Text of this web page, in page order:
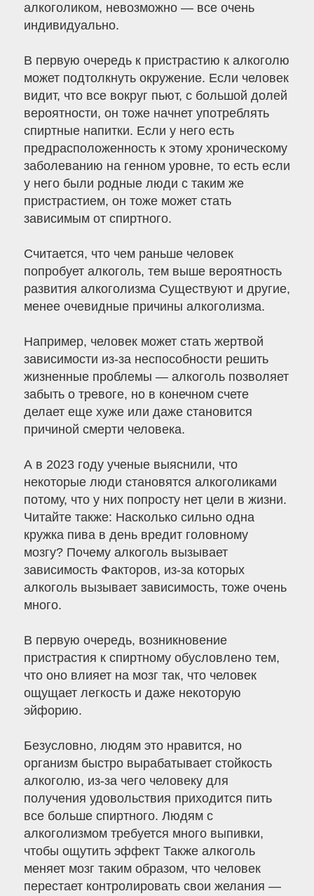
алкоголиком, невозможно — все очень
индивидуально.
В первую очередь к пристрастию к алкоголю
может подтолкнуть окружение. Если человек
видит, что все вокруг пьют, с большой долей
вероятности, он тоже начнет употреблять
спиртные напитки. Если у него есть
предрасположенность к этому хроническому
заболеванию на генном уровне, то есть если
у него были родные люди с таким же
пристрастием, он тоже может стать
зависимым от спиртного.
Считается, что чем раньше человек
попробует алкоголь, тем выше вероятность
развития алкоголизма Существуют и другие,
менее очевидные причины алкоголизма.
Например, человек может стать жертвой
зависимости из-за неспособности решить
жизненные проблемы — алкоголь позволяет
забыть о тревоге, но в конечном счете
делает еще хуже или даже становится
причиной смерти человека.
А в 2023 году ученые выяснили, что
некоторые люди становятся алкоголиками
потому, что у них попросту нет цели в жизни.
Читайте также: Насколько сильно одна
кружка пива в день вредит головному
мозгу? Почему алкоголь вызывает
зависимость Факторов, из-за которых
алкоголь вызывает зависимость, тоже очень
много.
В первую очередь, возникновение
пристрастия к спиртному обусловлено тем,
что оно влияет на мозг так, что человек
ощущает легкость и даже некоторую
эйфорию.
Безусловно, людям это нравится, но
организм быстро вырабатывает стойкость
алкоголю, из-за чего человеку для
получения удовольствия приходится пить
все больше спиртного. Людям с
алкоголизмом требуется много выпивки,
чтобы ощутить эффект Также алкоголь
меняет мозг таким образом, что человек
перестает контролировать свои желания —